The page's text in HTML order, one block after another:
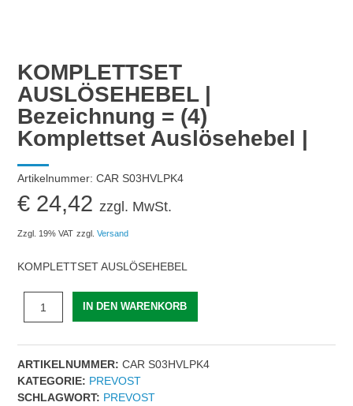
KOMPLETTSET
AUSLÖSEHEBEL |
Bezeichnung = (4)
Komplettset Auslösehebel |
Artikelnummer: CAR S03HVLPK4
€ 24,42 zzgl. MwSt.
Zzgl. 19% VAT zzgl.Versand
KOMPLETTSET AUSLÖSEHEBEL
AUSLÖSEHEBEL
Bezeichnung
=
(4)
Komplettset
IN DEN WARENKORB
ARTIKELNUMMER: CAR S03HVLPK4
KATEGORIE: PREVOST
SCHLAGWORT: PREVOST